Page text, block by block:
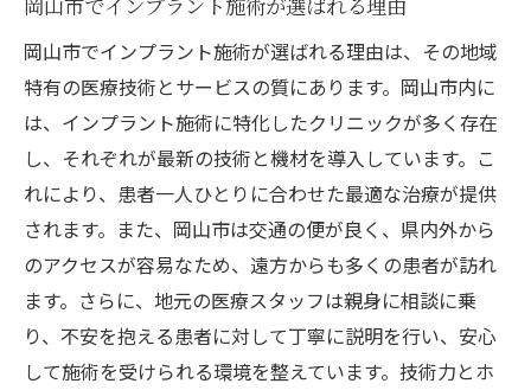
岡山市でインプラント施術が選ばれる理由は、その地域
特有の医療技術とサービスの質にあります。岡山市内に
は、インプラント施術に特化したクリニックが多く存在
し、それぞれが最新の技術と機材を導入しています。こ
れにより、患者一人ひとりに合わせた最適な治療が提供
されます。また、岡山市は交通の便が良く、県内外から
のアクセスが容易なため、遠方からも多くの患者が訪れ
ます。さらに、地元の医療スタッフは親身に相談に乗
り、不安を抱える患者に対して丁寧に説明を行い、安心
して施術を受けられる環境を整えています。技術力とホ